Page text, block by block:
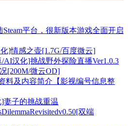
Steam平台，很新版本游戏全面开启
]情感之壶[1.7G/百度微云]
/AI汉化]挑战野外探险直播Ver1.0.3
[200M/微云OD]
料及内容简介【影视编号信息整
妻子的挑战重温
双端